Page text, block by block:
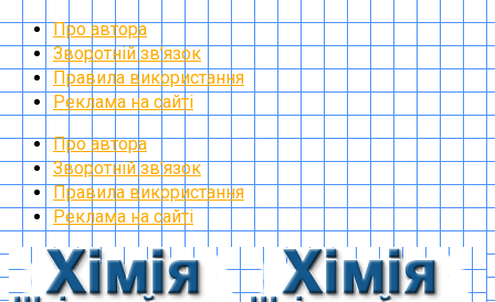
Про автора
Зворотній зв’язок
Правила використання
Реклама на сайті
Про автора
Зворотній зв’язок
Правила використання
Реклама на сайті